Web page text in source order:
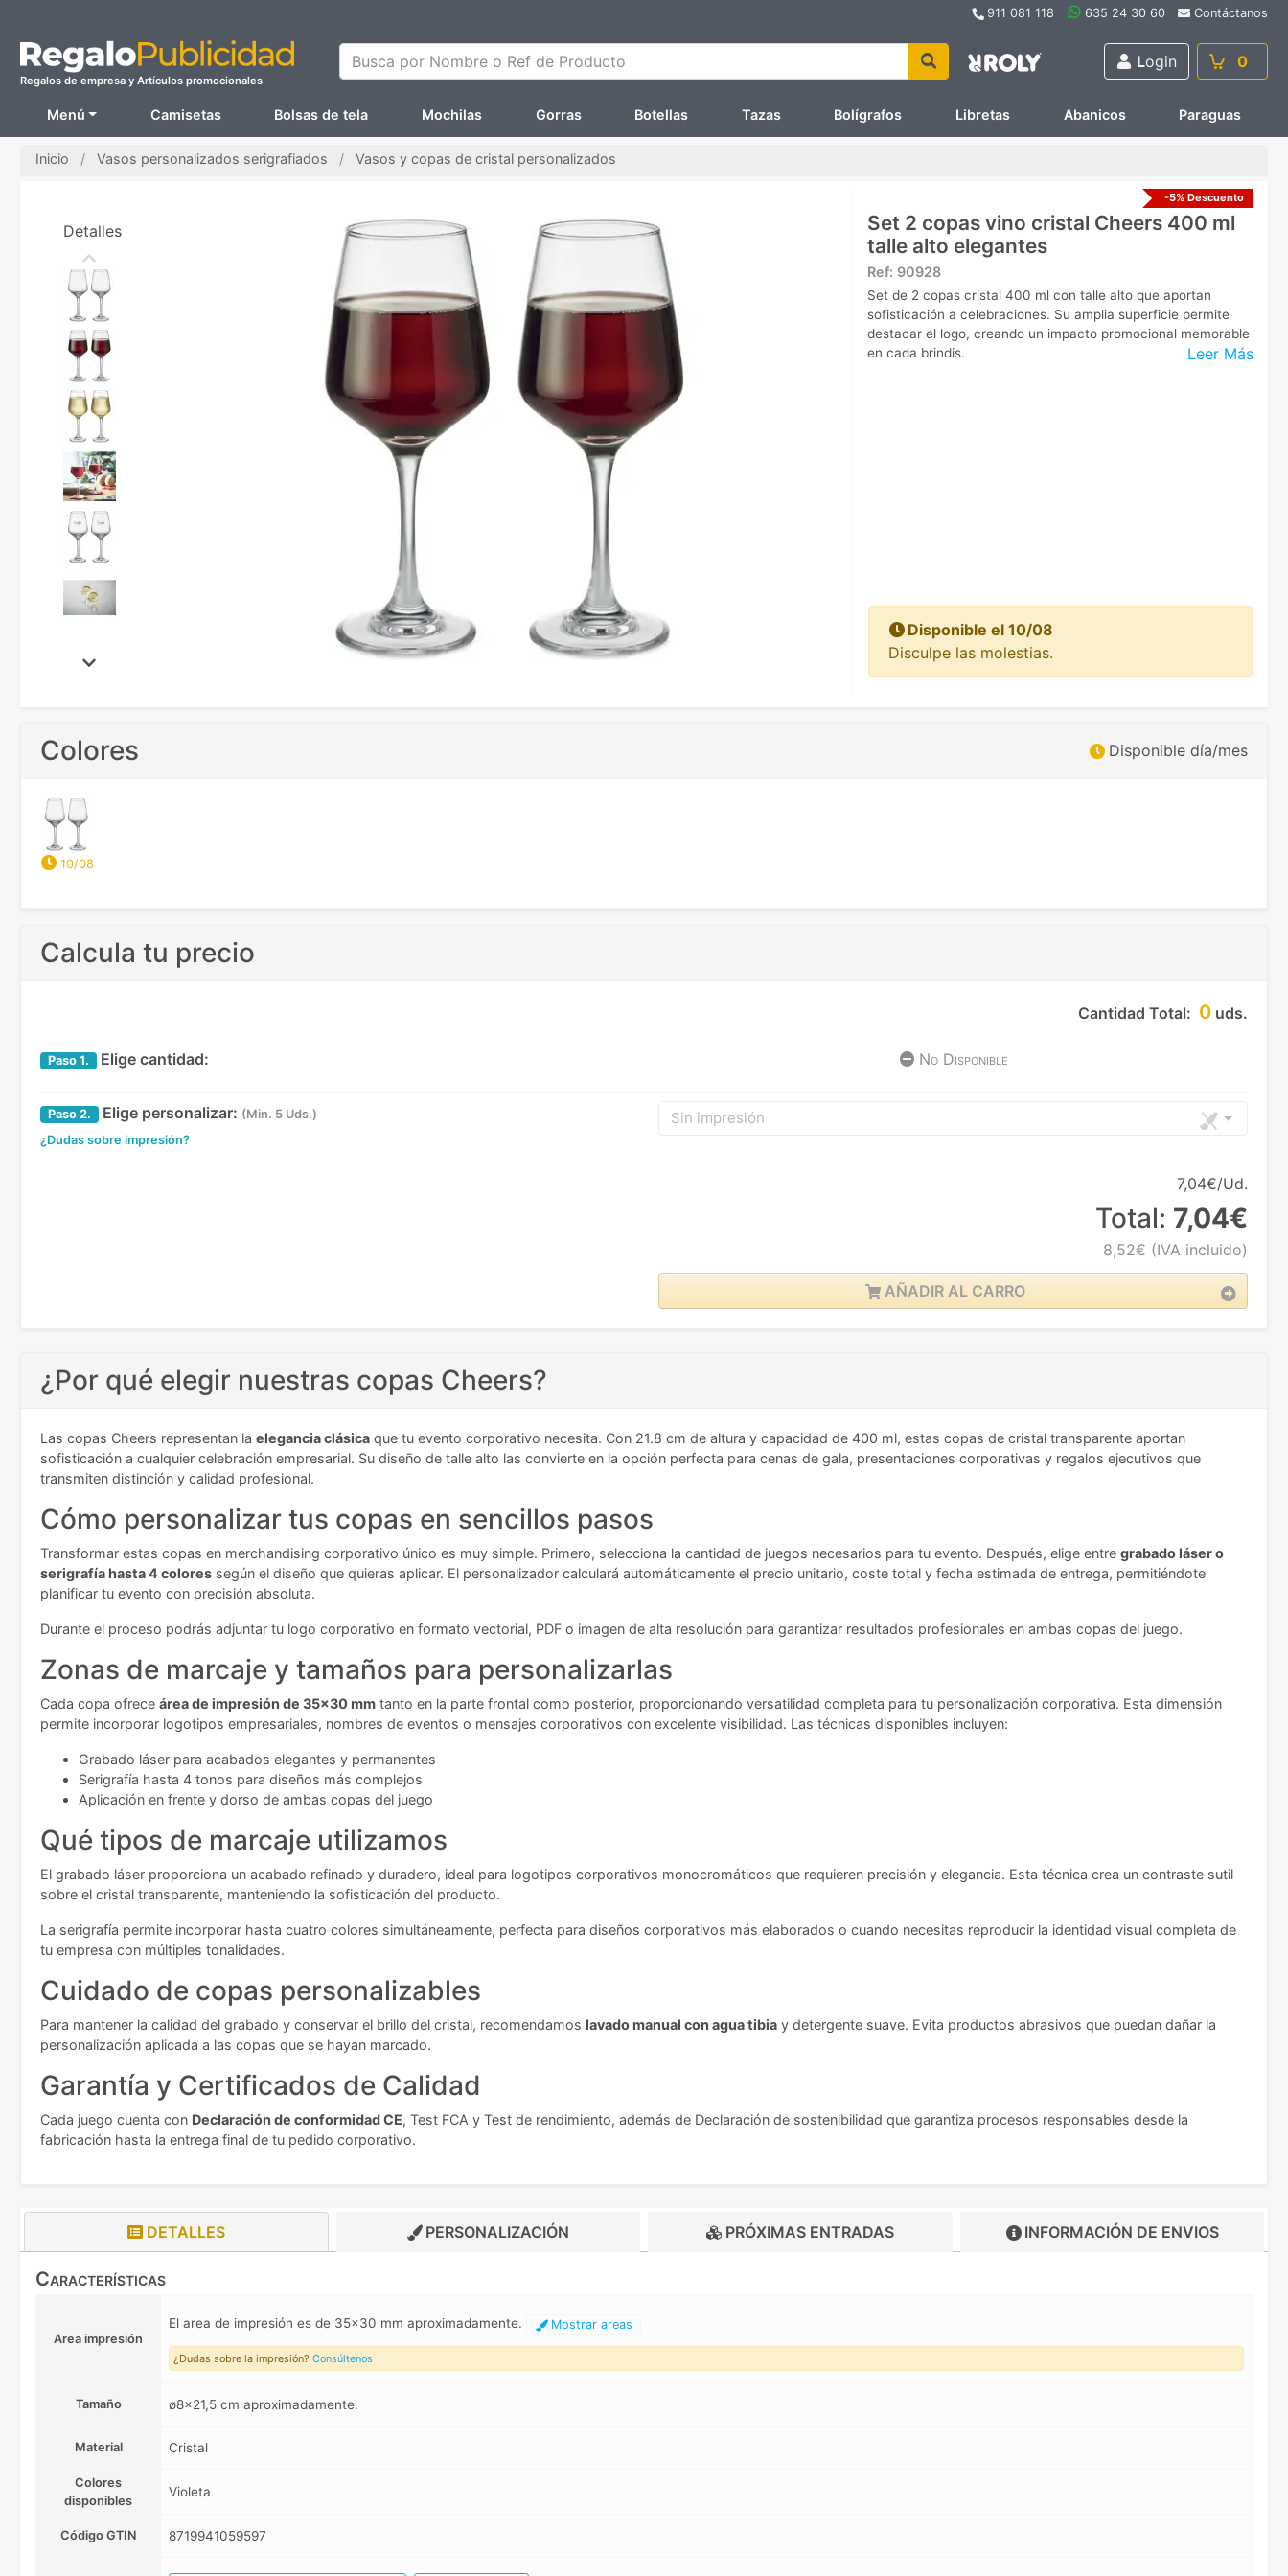
911 081 118 635 24 30 60 Contáctanos
Regalos de empresa y Artículos promocionales
Busca por Nombre o Ref de Producto Login 0
Menú Camisetas Bolsas de tela Mochilas Gorras Botellas Tazas Bolígrafos Libretas Abanicos Paraguas
Inicio Vasos personalizados serigrafiados Vasos y copas de cristal personalizados
-5% Descuento
Set 2 copas vino cristal Cheers 400 ml
talle alto elegantes
Ref: 90928
Leer Más
Set de 2 copas cristal 400 ml con talle alto que aportan
sofisticación a celebraciones. Su amplia superficie permite
destacar el logo, creando un impacto promocional memorable
en cada brindis.
Disponible el 10/08
Disculpe las molestias.
Detalles
Colores Disponible día/mes
10/08
Calcula tu precio
Cantidad Total: 0 uds.
Paso 1. Elige cantidad: No Disponible
Paso 2. Elige personalizar: (Min. 5 Uds.)
¿Dudas sobre impresión?
Sin impresión
7,04€/Ud.
Total: 7,04€
8,52€ (IVA incluido)
AÑADIR AL CARRO
¿Por qué elegir nuestras copas Cheers?
Las copas Cheers representan la elegancia clásica que tu evento corporativo necesita. Con 21.8 cm de altura y capacidad de 400 ml, estas copas de cristal transparente aportan
sofisticación a cualquier celebración empresarial. Su diseño de talle alto las convierte en la opción perfecta para cenas de gala, presentaciones corporativas y regalos ejecutivos que
transmiten distinción y calidad profesional.
Cómo personalizar tus copas en sencillos pasos
Transformar estas copas en merchandising corporativo único es muy simple. Primero, selecciona la cantidad de juegos necesarios para tu evento. Después, elige entre grabado láser o
serigrafía hasta 4 colores según el diseño que quieras aplicar. El personalizador calculará automáticamente el precio unitario, coste total y fecha estimada de entrega, permitiéndote
planificar tu evento con precisión absoluta.
Durante el proceso podrás adjuntar tu logo corporativo en formato vectorial, PDF o imagen de alta resolución para garantizar resultados profesionales en ambas copas del juego.
Zonas de marcaje y tamaños para personalizarlas
Cada copa ofrece área de impresión de 35x30 mm tanto en la parte frontal como posterior, proporcionando versatilidad completa para tu personalización corporativa. Esta dimensión
permite incorporar logotipos empresariales, nombres de eventos o mensajes corporativos con excelente visibilidad. Las técnicas disponibles incluyen:
Grabado láser para acabados elegantes y permanentes
Serigrafía hasta 4 tonos para diseños más complejos
Aplicación en frente y dorso de ambas copas del juego
Qué tipos de marcaje utilizamos
El grabado láser proporciona un acabado refinado y duradero, ideal para logotipos corporativos monocromáticos que requieren precisión y elegancia. Esta técnica crea un contraste sutil
sobre el cristal transparente, manteniendo la sofisticación del producto.
La serigrafía permite incorporar hasta cuatro colores simultáneamente, perfecta para diseños corporativos más elaborados o cuando necesitas reproducir la identidad visual completa de
tu empresa con múltiples tonalidades.
Cuidado de copas personalizables
Para mantener la calidad del grabado y conservar el brillo del cristal, recomendamos lavado manual con agua tibia y detergente suave. Evita productos abrasivos que puedan dañar la
personalización aplicada a las copas que se hayan marcado.
Garantía y Certificados de Calidad
Cada juego cuenta con Declaración de conformidad CE, Test FCA y Test de rendimiento, además de Declaración de sostenibilidad que garantiza procesos responsables desde la
fabricación hasta la entrega final de tu pedido corporativo.
DETALLES PERSONALIZACIÓN PRÓXIMAS ENTRADAS INFORMACIÓN DE ENVIOS
Características
Area impresión
El area de impresión es de 35x30 mm aproximadamente. Mostrar areas
¿Dudas sobre la impresión? Consúltenos
Tamaño ø8x21,5 cm aproximadamente.
Material Cristal
Colores
disponibles
Violeta
Código GTIN 8719941059597